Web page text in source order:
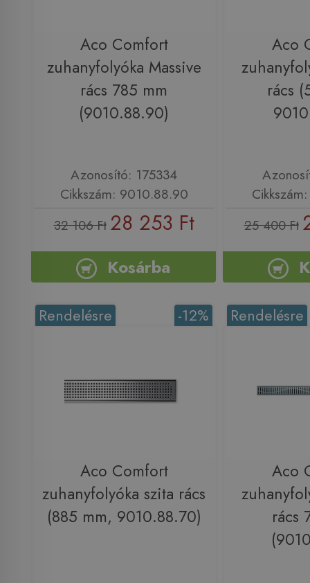
Aco Comfort
zuhanyfolyóka Massive
rács 785 mm
(9010.88.90)
Azonosító: 175334
Cikkszám: 9010.88.90
32 106 Ft 28 253 Ft
Kosárba
Aco
rács
25 400 Ft
-12%
Rendelésre
Aco Comfort
zuhanyfolyóka szita rács
(885 mm, 9010.88.70)
Rendelésre
Aco
rács